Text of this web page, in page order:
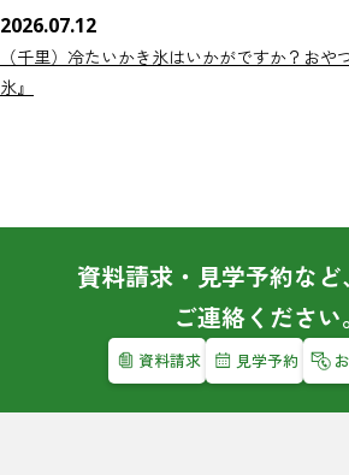
2026.07.12
（千里）冷たいかき氷はいかがですか？おや
氷』
資料請求・見学予約な
ご連絡ください。
資料請求 見学予約